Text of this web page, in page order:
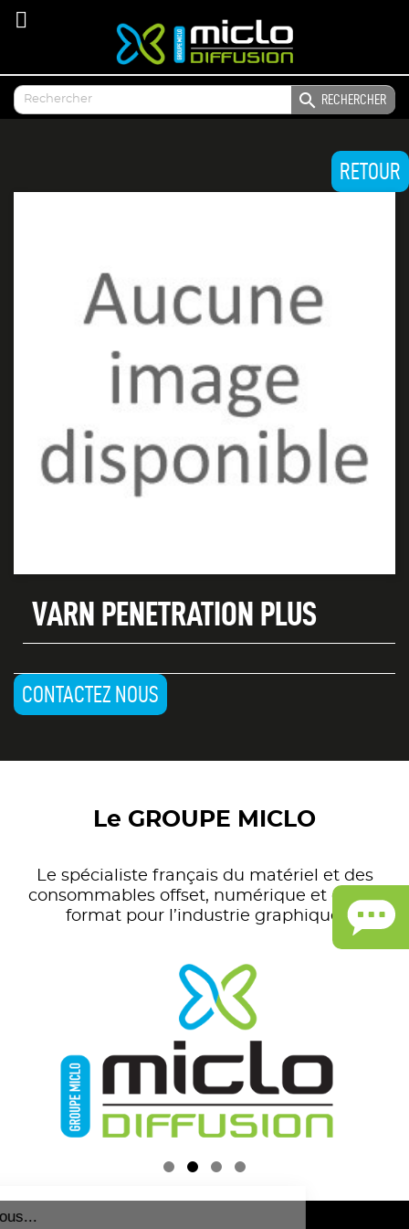
 RECHERCHER
RETOUR
VARN PENETRATION PLUS
CONTACTEZ NOUS
Le GROUPE MICLO
Le spécialiste français du matériel et des
consommables offset, numérique et grand
format pour l’industrie graphique.